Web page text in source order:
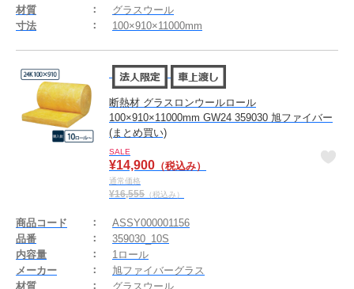
材質
グラスウール
寸法
100×910×11000mm
断熱材 グラスロンウールロール
100×910×11000mm GW24 359030 旭ファイバー
(まとめ買い)
SALE
¥14,900 （税込み）
通常価格
¥16,555 （税込み）
商品コード
ASSY000001156
品番
359030_10S
内容量
1ロール
メーカー
旭ファイバーグラス
材質
グラスウール